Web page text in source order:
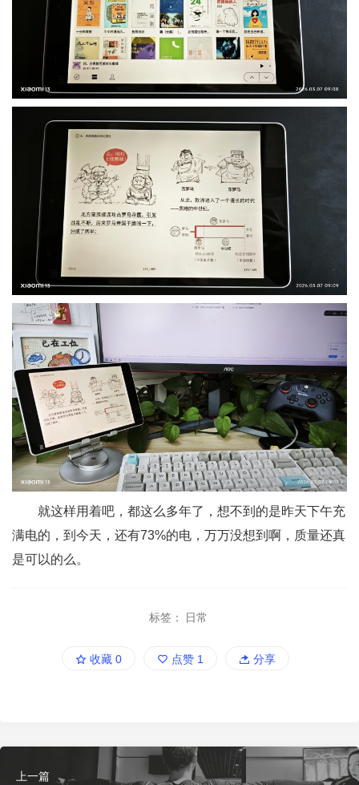
就这样用着吧，都这么多年了，想不到的是昨天下午充
满电的，到今天，还有73%的电，万万没想到啊，质量还真
是可以的么。
标签： 日常
收藏 0 点赞 1 分享
上一篇